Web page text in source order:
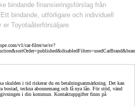
bindande finansieringsförslag från
bindande, utförligare och individuell
Toyotaåterförsäljare.
v1/car-filter/se/sv?
skulden i tid riskerar du en betalningsanmärkning. Det kan
bostad, teckna abonnemang och få nya lån. För stöd, vänd
i din kommun. Kontaktuppgifter finns på